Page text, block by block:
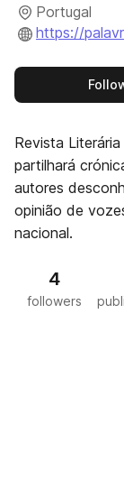
Portugal
https://
Revista
partilhará
autores
opinião de
nacional.
4
followers